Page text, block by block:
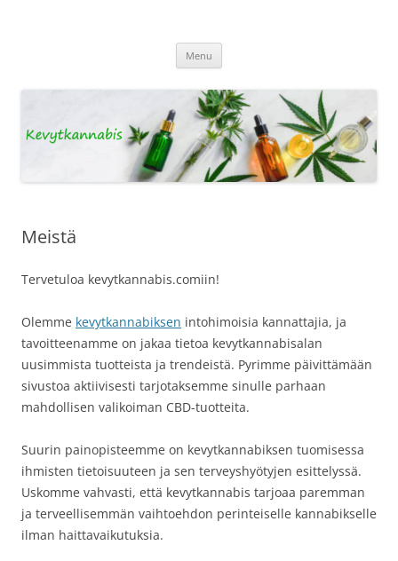
Menu
Meistä
Tervetuloa kevytkannabis.comiin!
Olemme kevytkannabiksen intohimoisia kannattajia, ja
tavoitteenamme on jakaa tietoa kevytkannabisalan
uusimmista tuotteista ja trendeistä. Pyrimme päivittämään
sivustoa aktiivisesti tarjotaksemme sinulle parhaan
mahdollisen valikoiman CBD-tuotteita.
Suurin painopisteemme on kevytkannabiksen tuomisessa
ihmisten tietoisuuteen ja sen terveyshyötyjen esittelyssä.
Uskomme vahvasti, että kevytkannabis tarjoaa paremman
ja terveellisemmän vaihtoehdon perinteiselle kannabikselle
ilman haittavaikutuksia.